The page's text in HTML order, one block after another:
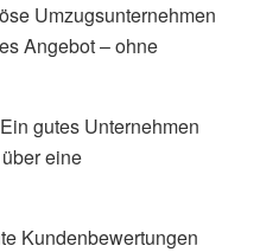
Umzugsunternehmen
Angebot – ohne
Ein gutes Unternehmen
eine
Kundenbewertungen